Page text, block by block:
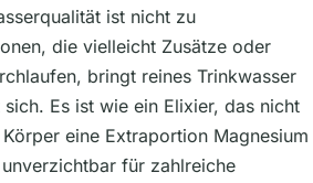
ist nicht zu
die vielleicht Zusätze oder
bringt reines Trinkwasser
Es ist wie ein Elixier, das nicht
eine Extraportion Magnesium
für zahlreiche